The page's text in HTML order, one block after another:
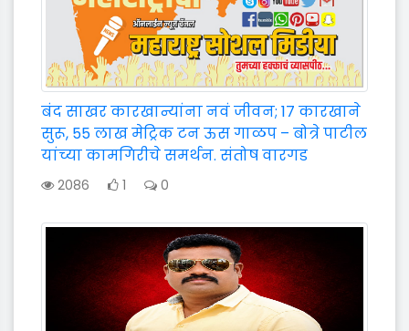
बंद साखर कारखान्यांना नवं जीवन; 17 कारखाने
सुरू, 55 लाख मेट्रिक टन ऊस गाळप – बोत्रे पाटील
यांच्या कामगिरीचे समर्थन. संतोष वारगड
2086 1 0